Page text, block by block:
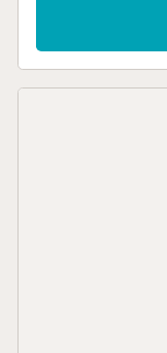
forbinder hvert
luftkondisjonerte
en ideell ramme